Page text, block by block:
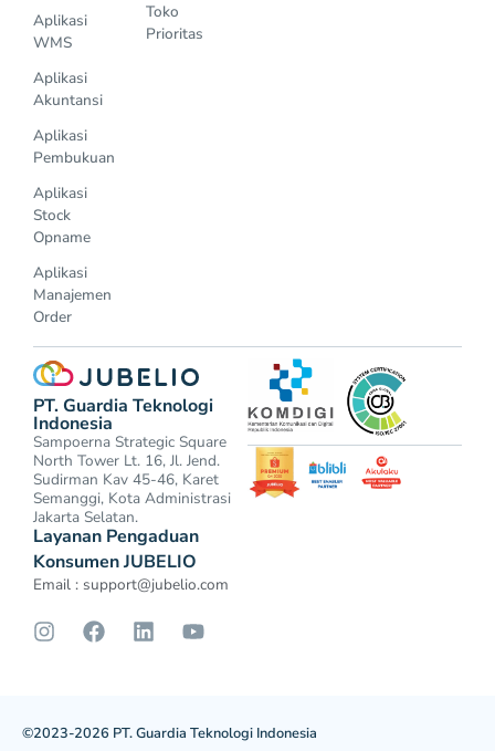
Aplikasi
WMS
Aplikasi
Akuntansi
Aplikasi
Pembukuan
Aplikasi
Stock
Opname
Aplikasi
Manajemen
Order
Toko
Prioritas
PT. Guardia Teknologi
Indonesia
Sampoerna Strategic Square
North Tower Lt. 16, Jl. Jend.
Sudirman Kav 45-46, Karet
Semanggi, Kota Administrasi
Jakarta Selatan.
Layanan Pengaduan
Konsumen JUBELIO
Email : support@jubelio.com
©2023-2026 PT. Guardia Teknologi Indonesia